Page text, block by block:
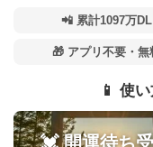
📲 累計1097万DL
🎁 アプリ不要・無
📱 使
💓 開運待ち